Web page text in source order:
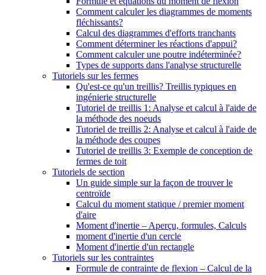
Comment calculer les diagrammes de moments
fléchissants?
Calcul des diagrammes d'efforts tranchants
Comment déterminer les réactions d'appui?
Comment calculer une poutre indéterminée?
Types de supports dans l'analyse structurelle
Tutoriels sur les fermes
Qu'est-ce qu'un treillis? Treillis typiques en
ingénierie structurelle
Tutoriel de treillis 1: Analyse et calcul à l'aide de
la méthode des noeuds
Tutoriel de treillis 2: Analyse et calcul à l'aide de
la méthode des coupes
Tutoriel de treillis 3: Exemple de conception de
fermes de toit
Tutoriels de section
Un guide simple sur la façon de trouver le
centroïde
Calcul du moment statique / premier moment
d'aire
Moment d'inertie – Aperçu, formules, Calculs
moment d'inertie d'un cercle
Moment d'inertie d'un rectangle
Tutoriels sur les contraintes
Formule de contrainte de flexion – Calcul de la